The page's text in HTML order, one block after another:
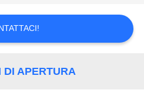
DI APERTURA